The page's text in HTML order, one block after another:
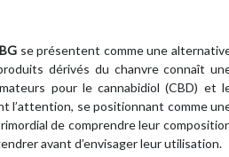
se présentent comme une
dérivés du chanvre connaît
pour le cannabidiol (CBD) et
l’attention, se positionnant comme
de comprendre leur
avant d’envisager leur utilisation.